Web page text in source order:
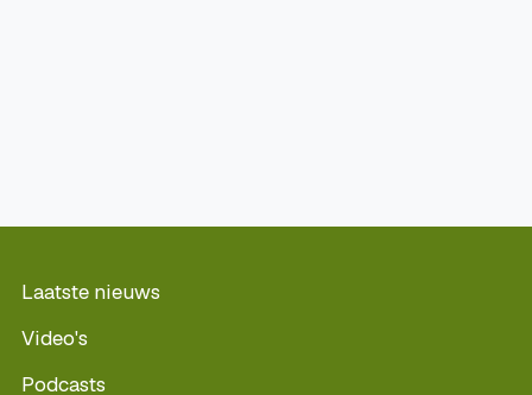
Laatste nieuws
Video's
Podcasts